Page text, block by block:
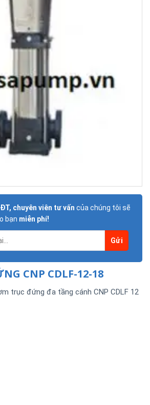
chuyên viên tư vấn của chúng tôi sẽ
bạn miễn phí!
CNP CDLF-12-18
trục đứng đa tầng cánh CNP CDLF 12